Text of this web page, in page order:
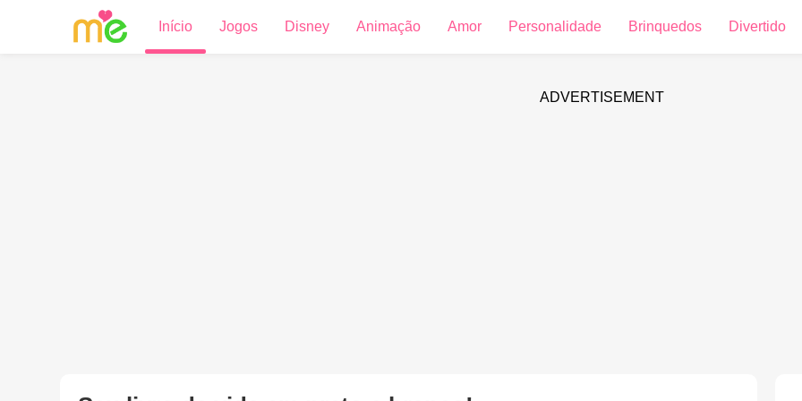
Início Jogos Disney Animação Amor Personalidade Brinquedos Divertido
ADVERTISEMENT